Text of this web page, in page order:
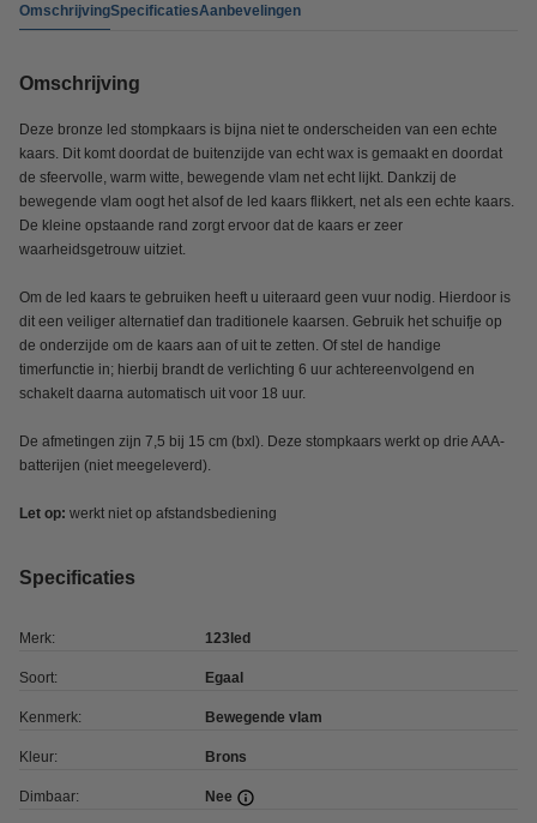
OmschrijvingSpecificatiesAanbevelingen
Omschrijving
Deze bronze led stompkaars is bijna niet te onderscheiden van een echte
kaars. Dit komt doordat de buitenzijde van echt wax is gemaakt en doordat
de sfeervolle, warm witte, bewegende vlam net echt lijkt. Dankzij de
bewegende vlam oogt het alsof de led kaars flikkert, net als een echte kaars.
De kleine opstaande rand zorgt ervoor dat de kaars er zeer
waarheidsgetrouw uitziet.
Om de led kaars te gebruiken heeft u uiteraard geen vuur nodig. Hierdoor is
dit een veiliger alternatief dan traditionele kaarsen. Gebruik het schuifje op
de onderzijde om de kaars aan of uit te zetten. Of stel de handige
timerfunctie in; hierbij brandt de verlichting 6 uur achtereenvolgend en
schakelt daarna automatisch uit voor 18 uur.
De afmetingen zijn 7,5 bij 15 cm (bxl). Deze stompkaars werkt op drie AAA-
batterijen (niet meegeleverd).
Let op: werkt niet op afstandsbediening
Specificaties
Merk: 123led
Soort: Egaal
Kenmerk: Bewegende vlam
Kleur: Brons
Dimbaar: Nee